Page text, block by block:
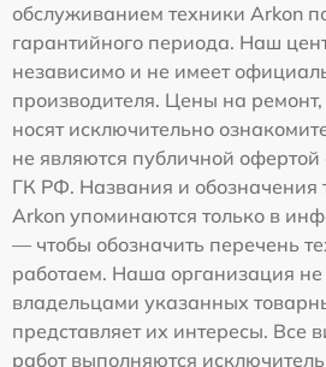
обслуживанием техники Arkon
гарантийного периода. Наш
независимо и не имеет
производителя. Цены на
носят исключительно
не являются публичной офертой
ГК РФ. Названия и обозначения
Arkon упоминаются только в
— чтобы обозначить перечень
работаем. Наша организация
владельцами указанных
представляет их интересы. Все
работ выполняются